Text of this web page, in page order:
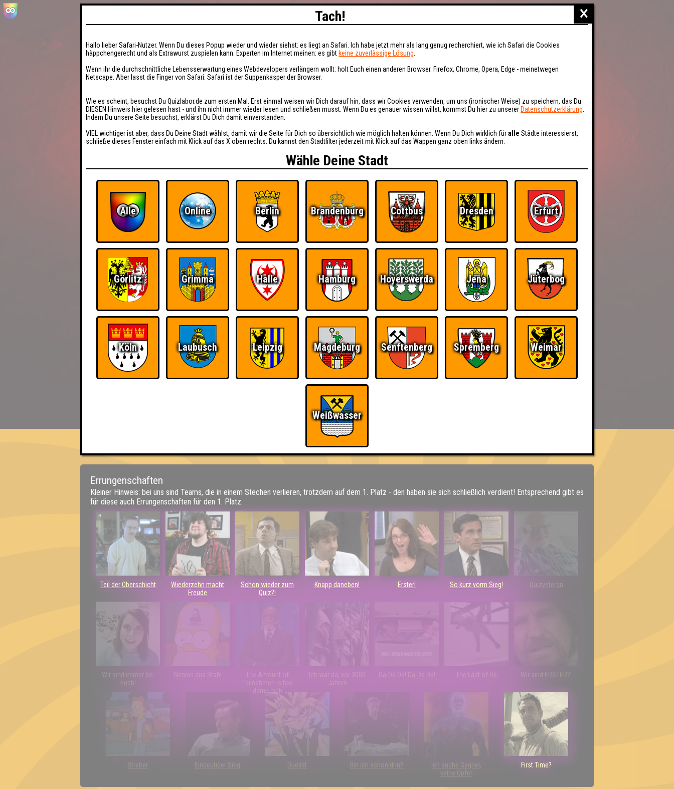
RESERVIERUNG
Errungenschaften
Kleiner Hinweis: bei uns sind Teams, die in einem Stechen verlieren, trotzdem auf dem 1. Platz - den haben sie sich schließlich verdient! Entsprechend gibt es
für diese auch Errungenschaften für den 1. Platz.
Teil der Oberschicht
Wiederzehn macht
Freude
Schon wieder zum
Quiz?!
Knapp daneben! Erster! So kurz vorm Sieg! Quizveteran
Wir sind immer bei
Euch!
Nerven aus Stahl
The Amount of
Teilnahmen is too
damn high
Ich war da, vor 3000
Jahren
Da-Da Da! Da-Da Da! The Last of Us Wir sind ERSTER?!
Streber Eindeutiger Sieg Duelist Bin ich schon drin?
Ich suche Gegner,
keine Opfer
First Time?
×
Tach!
Hallo lieber Safari-Nutzer. Wenn Du dieses Popup wieder und wieder siehst: es liegt an Safari. Ich habe jetzt mehr als lang genug recherchiert, wie ich Safari die Cookies
häppchengerecht und als Extrawurst zuspielen kann. Experten im Internet meinen: es gibt keine zuverlässige Lösung
Wenn ihr die durchschnittliche Lebensserwartung eines Webdevelopers verlängern wollt: holt Euch einen anderen Browser. Firefox, Chrome, Opera, Edge - meinetwegen
Netscape. Aber lasst die Finger von Safari. Safari ist der Suppenkasper der Browser.
Wie es scheint, besuchst Du Quizlabor.de zum ersten Mal. Erst einmal weisen wir Dich darauf hin, dass wir Cookies verwenden, um uns (ironischer Weise) zu speichern, das Du
DIESEN Hinweis hier gelesen hast - und ihn nicht immer wieder lesen und schließen musst. Wenn Du es genauer wissen willst, kommst Du hier zu unserer Datenschutzerklärung
Indem Du unsere Seite besuchst, erklärst Du Dich damit einverstanden.
VIEL wichtiger ist aber, dass Du Deine Stadt wählst, damit wir die Seite für Dich so übersichtlich wie möglich halten können. Wenn Du Dich wirklich füralle Städte interessierst,
schließe dieses Fenster einfach mit Klick auf das X oben rechts. Du kannst den Stadtfilter jederzeit mit Klick auf das Wappen ganz oben links ändern:
Wähle Deine Stadt
Alle Online Berlin Brandenburg Cottbus Dresden Erfurt
Görlitz Grimma Halle Hamburg Hoyerswerda Jena Jüterbog
Köln Laubusch Leipzig Magdeburg Senftenberg Spremberg Weimar
Weißwasser